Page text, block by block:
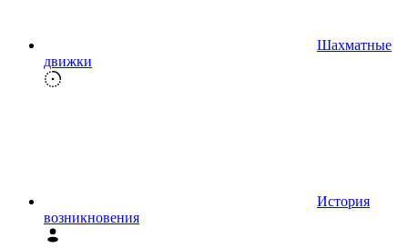
Шахматные
движки
История
возникновения